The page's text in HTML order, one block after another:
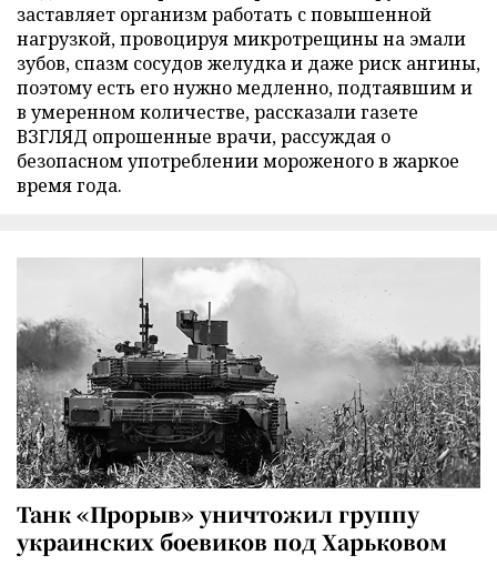
заставляет организм работать с повышенной
нагрузкой, провоцируя микротрещины на эмали
зубов, спазм сосудов желудка и даже риск ангины,
поэтому есть его нужно медленно, подтаявшим и
в умеренном количестве, рассказали газете
ВЗГЛЯД опрошенные врачи, рассуждая о
безопасном употреблении мороженого в жаркое
время года.
Танк «Прорыв» уничтожил группу
украинских боевиков под Харьковом